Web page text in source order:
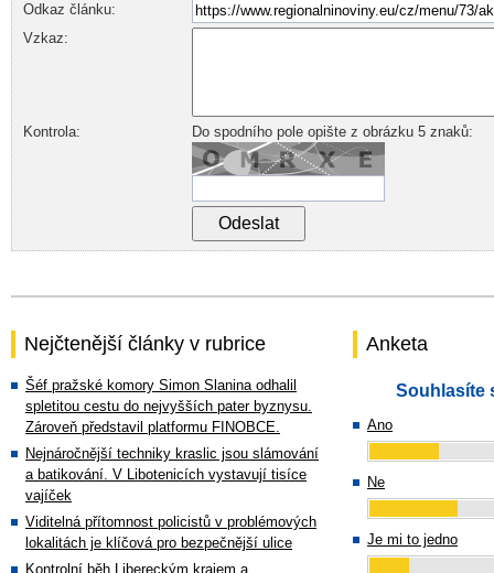
Odkaz článku:
Vzkaz:
Kontrola: Do spodního pole opište z obrázku 5 znaků:
Nejčtenější články v rubrice
Šéf pražské komory Simon Slanina odhalil
spletitou cestu do nejvyšších pater byznysu.
Zároveň představil platformu FINOBCE.
Nejnáročnější techniky kraslic jsou slámování
a batikování. V Libotenicích vystavují tisíce
vajíček
Viditelná přítomnost policistů v problémových
lokalitách je klíčová pro bezpečnější ulice
Kontrolní běh Libereckým krajem a
Anketa
Souhlasíte
Ano
Ne
Je mi to jedno